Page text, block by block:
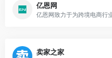
亿恩网
卖家之家